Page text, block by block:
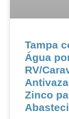
Tampa
Água
RV/
Zinco